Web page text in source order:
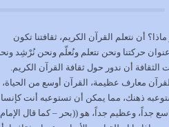
أن نتعلم القرآن الكريم، ثقافتنا تكون
عنوان حركتنا ونحن نتعلم ونُعلّم ونحن نُرْشِد
أن ندور حول ثقافة القرآن الكريم.
معارف عظيمة، القرآن أوسع من الحياة،
ذهنك، مما يمكن أن تستوعبه أنت
جداً، وعظيم جداً، هو ((بحر – كما قال الإمام